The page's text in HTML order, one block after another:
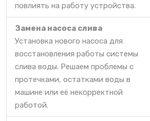
повлиять на работу устройства.
Замена насоса слива
Установка нового насоса для
восстановления работы системы
слива воды. Решаем проблемы с
протечками, остатками воды в
машине или её некорректной
работой.